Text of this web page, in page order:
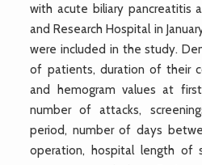
with acute biliary pancreatitis
and Research Hospital in
were included in the study.
of patients, duration of their
and hemogram values at first
number of attacks,
period, number of days
operation, hospital length of